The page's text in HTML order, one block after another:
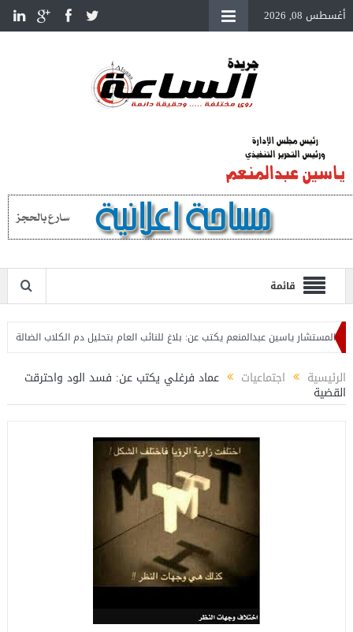
أغسطس 08, 2026
قائمة
ياسين عبدالمنعم يكتب عن: بلاغ للنائب العام بتحليل دم الكلاب الضالة
الرئيسية اجتماعيات عماد فرغلي يكتب عن: فسد الود واحترقت
القضية